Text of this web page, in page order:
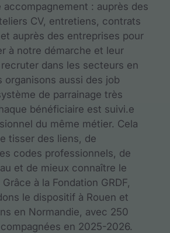
accompagnement : auprès des
CV, entretiens, contrats
et auprès des entreprises pour
à notre démarche et leur
dans les secteurs en
organisons aussi des job
de parrainage très
bénéficiaire est suivi.e
du même métier. Cela
tisser des liens, de
codes professionnels, de
et de mieux connaître le
à la Fondation GRDF,
le dispositif à Rouen et
en Normandie, avec 250
en 2025-2026.